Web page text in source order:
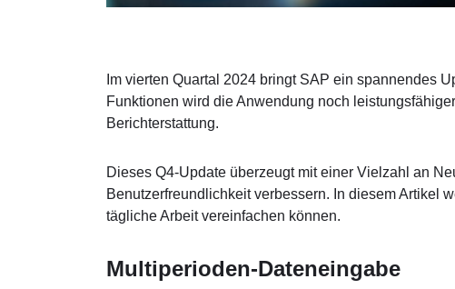
Im vierten Quartal 2024 bringt SAP ein spannendes
Funktionen wird die Anwendung noch
Berichterstattung.
Dieses Q4-Update überzeugt mit einer Vielzahl an
Benutzerfreundlichkeit verbessern. In diesem Artikel
tägliche Arbeit vereinfachen können.
Multiperioden-Dateneingabe